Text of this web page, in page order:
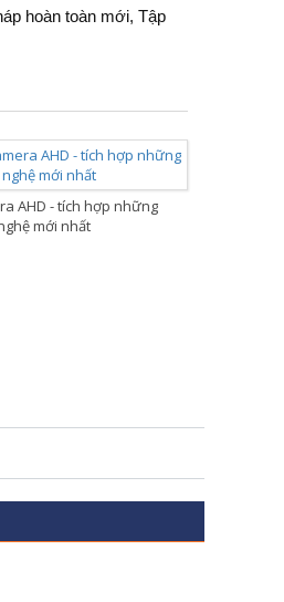
hoàn toàn mới, Tập
AHD - tích hợp những
mới nhất